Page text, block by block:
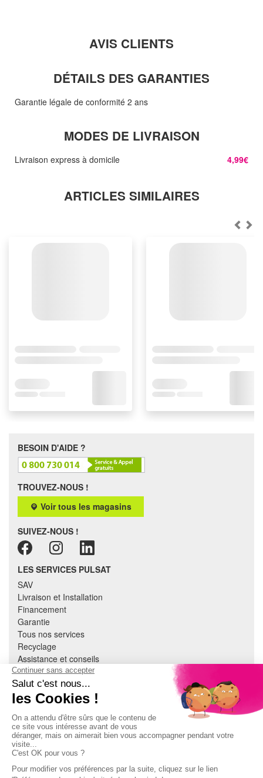
AVIS CLIENTS
DÉTAILS DES GARANTIES
Garantie légale de conformité 2 ans
MODES DE LIVRAISON
Livraison express à domicile 4,99€
ARTICLES SIMILAIRES
BESOIN D'AIDE ?
TROUVEZ-NOUS !
Voir tous les magasins
SUIVEZ-NOUS !
LES SERVICES PULSAT
SAV
Livraison et Installation
Financement
Garantie
Tous nos services
Recyclage
Assistance et conseils
Cuisine équipée
Literie
Nous contacter
À PROPOS
CGV
Mentions légales
Données personnelles